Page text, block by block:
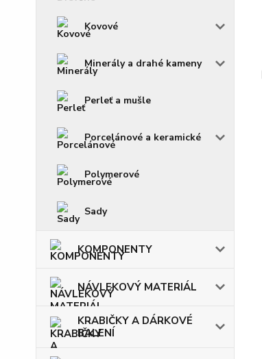
Kovové
Minerály a drahé kameny
Perleť a mušle
Porcelánové a keramické
Polymerové
Sady
KOMPONENTY
NÁVLEKOVÝ MATERIÁL
KRABIČKY A DÁRKOVÉ
BALENÍ